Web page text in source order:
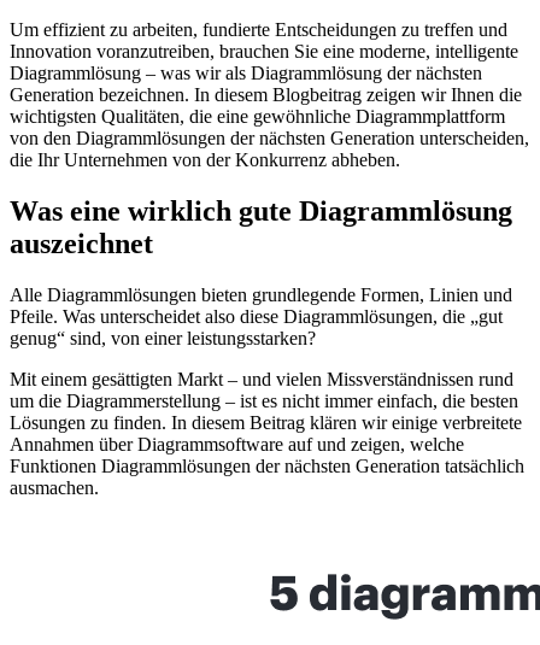
Um effizient zu arbeiten, fundierte Entscheidungen zu treffen und
Innovation voranzutreiben, brauchen Sie eine moderne, intelligente
Diagrammlösung – was wir als Diagrammlösung der nächsten
Generation bezeichnen. In diesem Blogbeitrag zeigen wir Ihnen die
wichtigsten Qualitäten, die eine gewöhnliche Diagrammplattform
von den Diagrammlösungen der nächsten Generation unterscheiden,
die Ihr Unternehmen von der Konkurrenz abheben.
Was eine wirklich gute Diagrammlösung
auszeichnet
Alle Diagrammlösungen bieten grundlegende Formen, Linien und
Pfeile. Was unterscheidet also diese Diagrammlösungen, die „gut
genug“ sind, von einer leistungsstarken?
Mit einem gesättigten Markt – und vielen Missverständnissen rund
um die Diagrammerstellung – ist es nicht immer einfach, die besten
Lösungen zu finden. In diesem Beitrag klären wir einige verbreitete
Annahmen über Diagrammsoftware auf und zeigen, welche
Funktionen Diagrammlösungen der nächsten Generation tatsächlich
ausmachen.